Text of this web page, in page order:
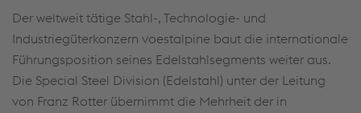
Der weltweit tätige Stahl-, Technologie- und
Industriegüterkonzern voestalpine baut die internationale
Führungsposition seines Edelstahlsegments weiter aus.
Die Special Steel Division (Edelstahl) unter der Leitung
von Franz Rotter übernimmt die Mehrheit der in